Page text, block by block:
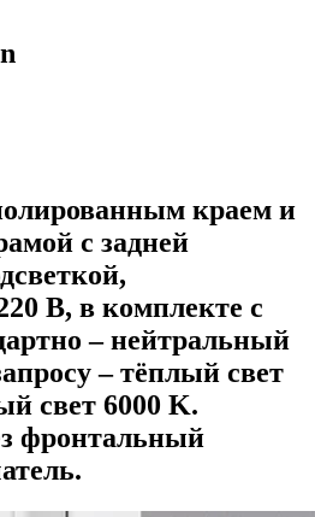
краем и
с задней
В, в комплекте с
– нейтральный
– тёплый свет
свет 6000 K.
фронтальный